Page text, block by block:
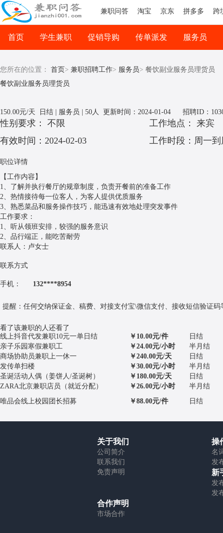
兼职问答 淘宝 京东 拼多多 跨
首页 学生兼职 促销导购 传单派发 服务员
您所在的位置： 首页> 兼职招聘工作> 服务员> 餐饮副业服务员理货员
餐饮副业服务员理货员
150.00元/天 日结 | 服务员 | 50人 更新时间： 2024-01-04 招聘ID：
性别要求： 不限
工作地点： 来宾
有效时间：2024-02-03
工作时段：周一到
职位详情
【工作内容】
1、了解并执行餐厅的规章制度，负责开餐前的准备工作
2、热情接待每一位客人，为客人提供优质服务
3、熟悉菜品和服务操作技巧，能迅速有效地处理突发事件
工作要求：
1、听从领班安排，较强的服务意识
2、品行端正，能吃苦耐劳
联系人：卢女士
联系方式
手机： 132****8954
提醒： 任何交纳保证金、稿费、对接支付宝\微信支付、接收短信验证
看了该兼职的人还看了
线上抖音代发兼职10元一单日结
￥10.00元/件
日结
亲子乐园寒假兼职工
￥24.00元/小时
半月结
商场协助员兼职上一休一
￥240.00元/天
日结
发传单扫楼
￥30.00元/小时
半月结
圣诞活动人偶（姜饼人/圣诞树）
￥180.00元/天
日结
ZARA北京兼职店员（就近分配）
￥26.00元/小时
半月结
唯品会线上校园团长招募
￥88.00元/件 日结
关于我们
公司简介
联系我们
免责声明
操
名
发
新
发
发
合作声明
市场合作